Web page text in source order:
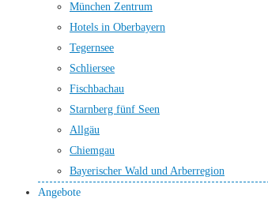
München Zentrum
Hotels in Oberbayern
Tegernsee
Schliersee
Fischbachau
Starnberg fünf Seen
Allgäu
Chiemgau
Bayerischer Wald und Arberregion
Angebote